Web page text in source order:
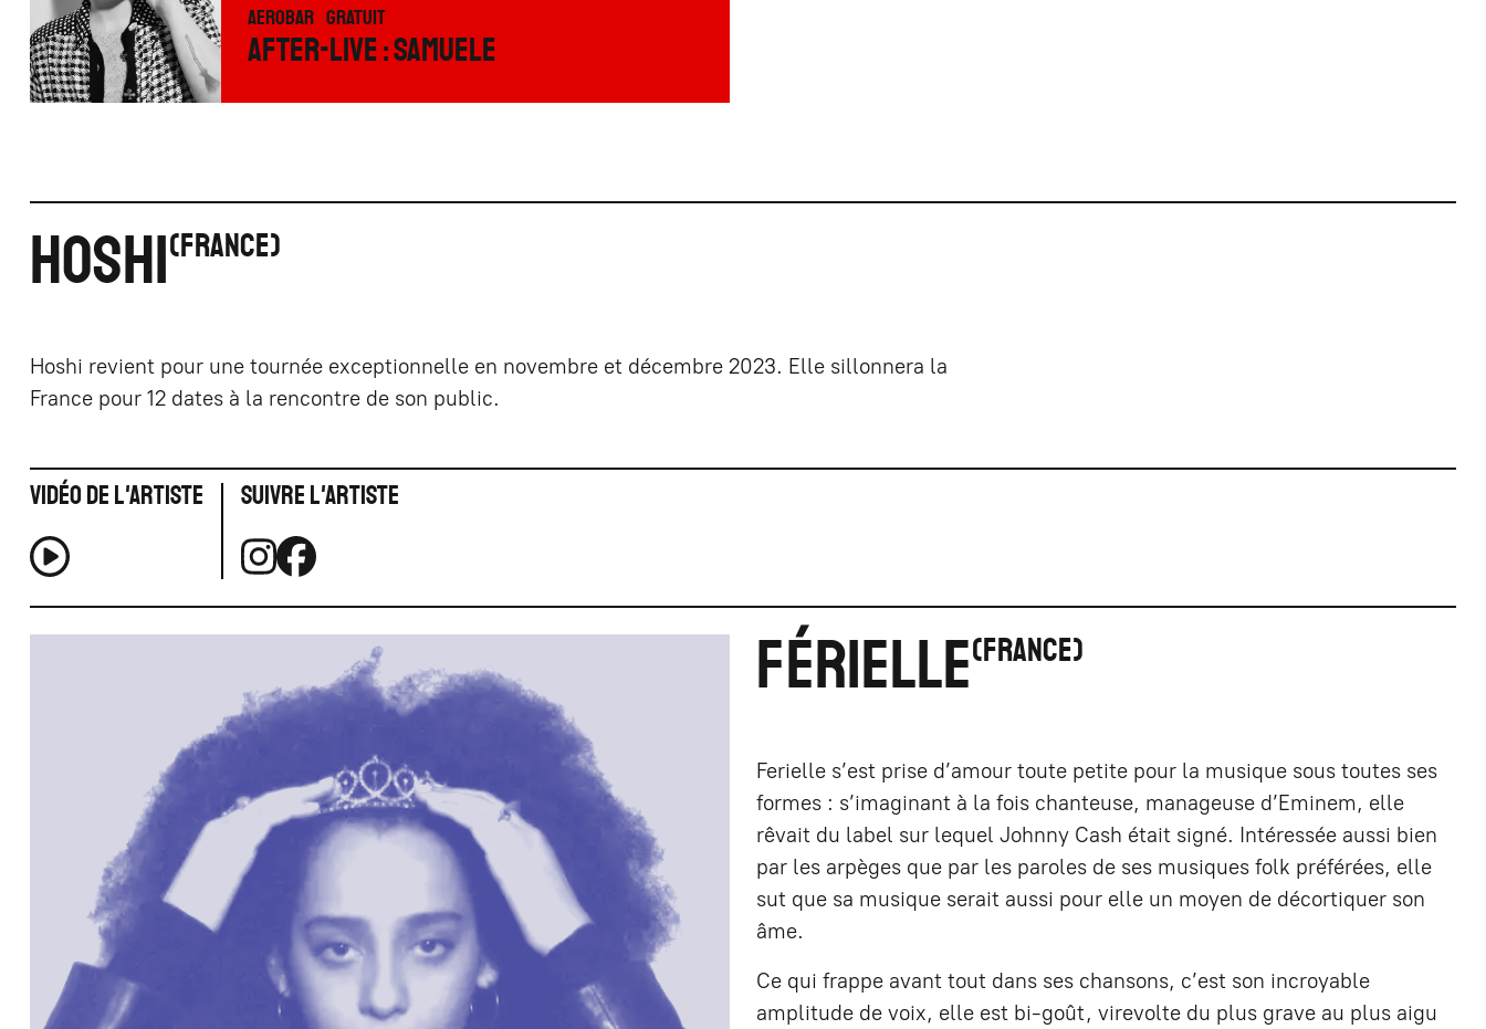
AEROBAR GRATUIT
AFTER-LIVE : SAMUELE
HOSHI FRANCE
Hoshi revient pour une tournée exceptionnelle en novembre et décembre 2023. Elle sillonnera la
France pour 12 dates à la rencontre de son public.
Vidéo de l'artiste Suivre l'artiste
FÉRIELLE FRANCE
Ferielle s’est prise d’amour toute petite pour la musique sous toutes ses
formes : s’imaginant à la fois chanteuse, manageuse d’Eminem, elle
rêvait du label sur lequel Johnny Cash était signé. Intéressée aussi bien
par les arpèges que par les paroles de ses musiques folk préférées, elle
sut que sa musique serait aussi pour elle un moyen de décortiquer son
âme.
Ce qui frappe avant tout dans ses chansons, c’est son incroyable
amplitude de voix, elle est bi-goût, virevolte du plus grave au plus aigu